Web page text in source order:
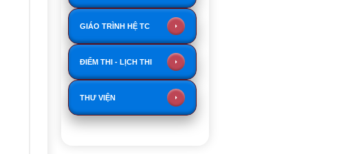
GIÁO TRÌNH HỆ TC
ĐIỂM THI - LỊCH THI
THƯ VIỆN